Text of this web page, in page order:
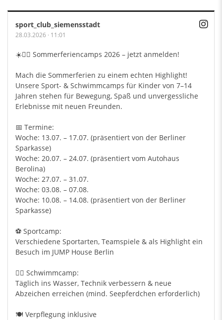
sport_club_siemensstadt
28.03.2026 · 11:01
☀️🏃‍♂️ Sommerferiencamps 2026 – jetzt anmelden!
Mach die Sommerferien zu einem echten Highlight!
Unsere Sport- & Schwimmcamps für Kinder von 7–14
Jahren stehen für Bewegung, Spaß und unvergessliche
Erlebnisse mit neuen Freunden.
📅 Termine:
Woche: 13.07. – 17.07. (präsentiert von der Berliner
Sparkasse)
Woche: 20.07. – 24.07. (präsentiert vom Autohaus
Berolina)
Woche: 27.07. – 31.07.
Woche: 03.08. – 07.08.
Woche: 10.08. – 14.08. (präsentiert von der Berliner
Sparkasse)
⚽ Sportcamp:
Verschiedene Sportarten, Teamspiele & als Highlight ein
Besuch im JUMP House Berlin
🏊‍♂️ Schwimmcamp:
Täglich ins Wasser, Technik verbessern & neue
Abzeichen erreichen (mind. Seepferdchen erforderlich)
🍽️ Verpflegung inklusive